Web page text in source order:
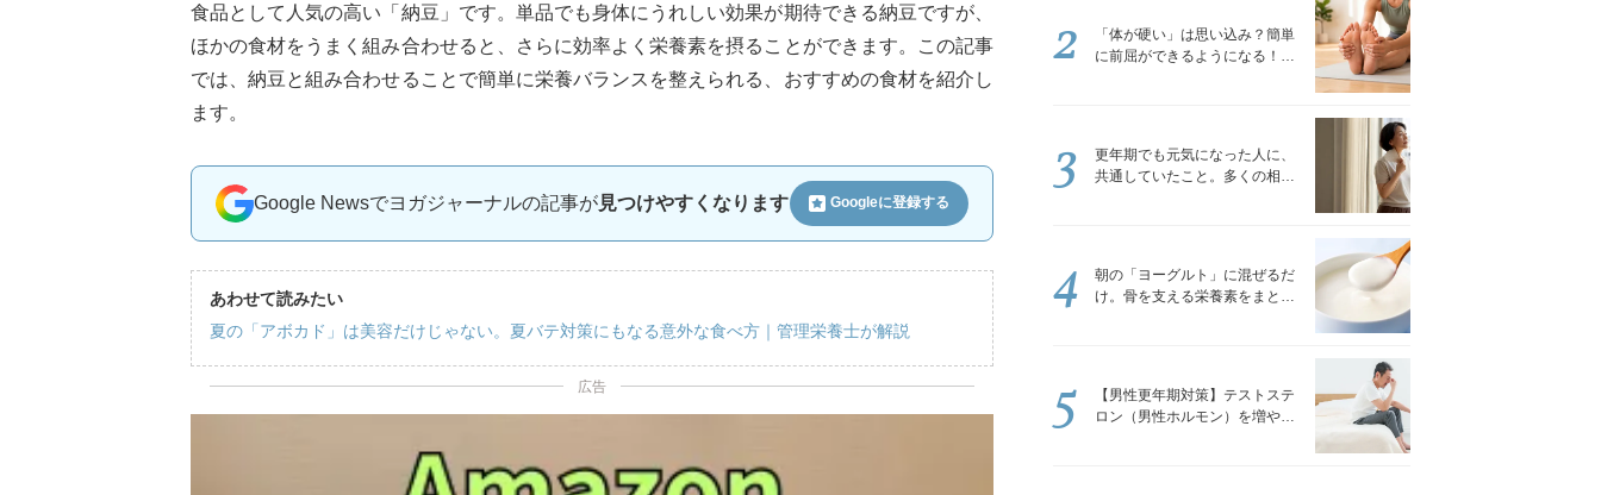
食品として人気の高い「納豆」です。単品でも身体にうれしい効果が期待できる納豆ですが、
ほかの食材をうまく組み合わせると、さらに効率よく栄養素を摂ることができます。この記事
では、納豆と組み合わせることで簡単に栄養バランスを整えられる、おすすめの食材を紹介し
ます。
Google Newsでヨガジャーナルの記事が見つけやすくなります Googleに登録する
あわせて読みたい
夏の「アボカド」は美容だけじゃない。夏バテ対策にもなる意外な食べ方｜管理栄養士が解説
広告
「体が硬い」は思い込み？簡単
に前屈ができるようになる！腿
2
更年期でも元気になった人に、
共通していたこと。多くの相談
3
朝の「ヨーグルト」に混ぜるだ
け。骨を支える栄養素をまとめ
4
【男性更年期対策】テストステ
ロン（男性ホルモン）を増やす
5